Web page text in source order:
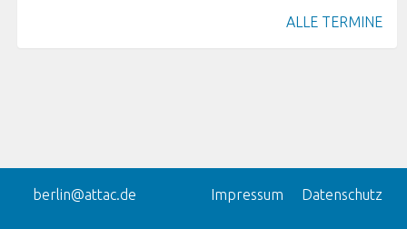
ALLE TERMINE
berlin@attac.de Impressum Datenschutz